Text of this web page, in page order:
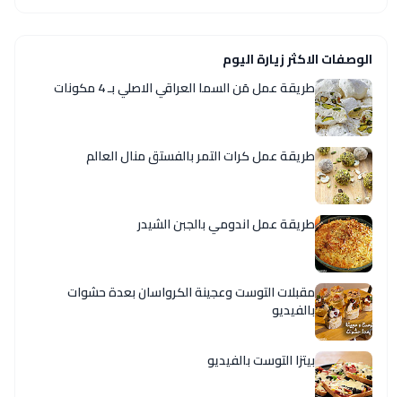
الوصفات الاكثر زيارة اليوم
طريقة عمل مَن السما العراقي الاصلي بـ 4 مكونات
طريقة عمل كرات التمر بالفستق منال العالم
طريقة عمل اندومي بالجبن الشيدر
مقبلات التوست وعجينة الكرواسان بعدة حشوات
بالفيديو
بيتزا التوست بالفيديو